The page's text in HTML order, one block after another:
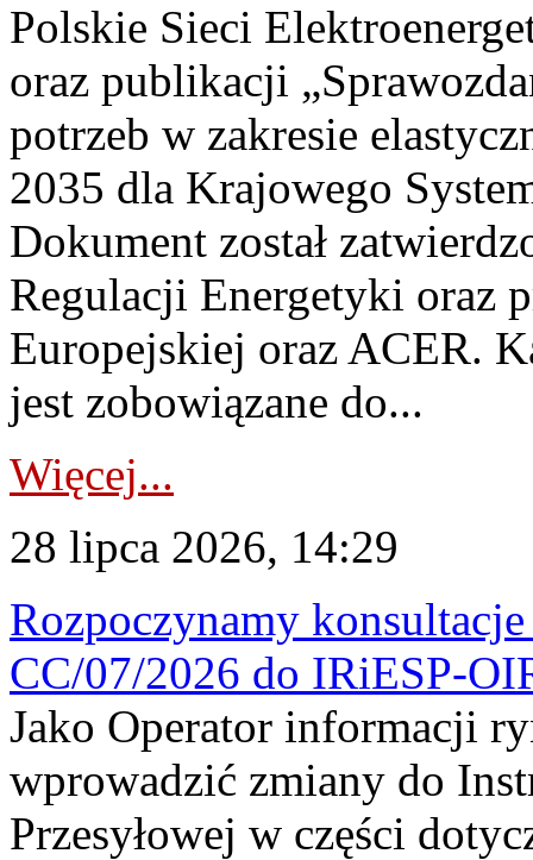
Polskie Sieci
oraz publikacji
potrzeb w zakresie
2035 dla Krajowego
Dokument został
Regulacji Energetyki oraz
Europejskiej oraz ACER.
jest zobowiązane do...
Więcej...
28 lipca 2026, 14:29
Rozpoczynamy
CC/07/2026 do IRiESP-
Jako Operator informacji
wprowadzić zmiany do
Przesyłowej w części